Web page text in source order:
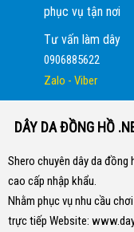
phục vụ tận nơi
Tư vấn làm dây
0906885622
Zalo - Viber
DÂY DA ĐỒNG HỒ
Shero chuyên dây da đồng
cao cấp nhập khẩu.
Nhằm phục vụ nhu cầu
trực tiếp Website: